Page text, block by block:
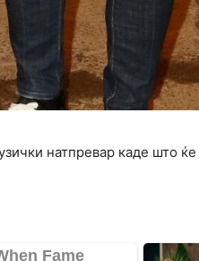
натпревар каде што